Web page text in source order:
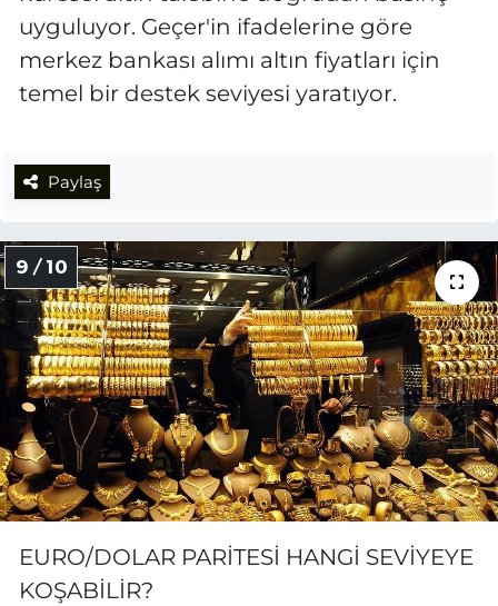
uyguluyor. Geçer'in ifadelerine göre
merkez bankası alımı altın fiyatları için
temel bir destek seviyesi yaratıyor.
Paylaş
9 / 10
EURO/DOLAR PARİTESİ HANGİ SEVİYEYE
KOŞABİLİR?